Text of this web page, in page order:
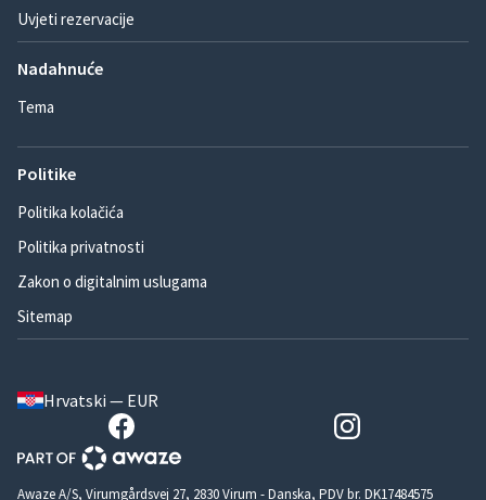
Uvjeti rezervacije
Nadahnuće
Tema
Politike
Politika kolačića
Politika privatnosti
Zakon o digitalnim uslugama
Sitemap
Hrvatski — EUR
Awaze A/S, Virumgårdsvej 27, 2830 Virum - Danska, PDV br. DK17484575